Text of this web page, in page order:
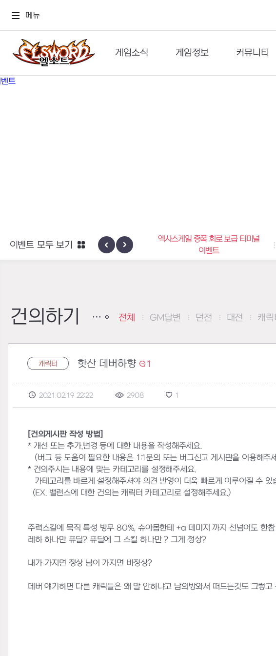
메뉴
게임소식
공지사항
게임정보
세계관
커뮤니티
이슈게시판
신규 지역 네블론
엑사스케일 증폭 회로 보급 터미널
이벤트
이벤트 모두 보기
건의하기 전체 GM답변 던전 대전 캐릭
캐릭터 핫산 데버하향 1
2021.02.19 22:22 2908 1
[건의게시판 작성 방법]
* 개선 또는 추가,변경 등에 대한 내용을 작성해주세요.
(버그 등 도움이 필요한 내용은 1:1문의 또는 버그신고 게시판을 이용해주
* 건의주시는 내용에 맞는 카테고리를 설정해주세요.
카테고리를 바르게 설정해주셔야 의견 반영이 더욱 빠르게 이루어질 수 있
(EX. 밸런스에 대한 건의는 캐릭터 카테고리로 설정해주세요.)
주력스킬에 묵직 특성 방무 80%, 슈아몹한테 +a 데미지 까지 선넘어도 한
레하 하나만 퓨딜? 퓨딜에 그 스킬 하나만 ? 그게 정상?
내가 가지면 정상 남이 가지면 비정상?
데버 얘기하면 다른 캐릭들은 왜 말 안하냐고 남의방와서 떠드는것도 그렇고